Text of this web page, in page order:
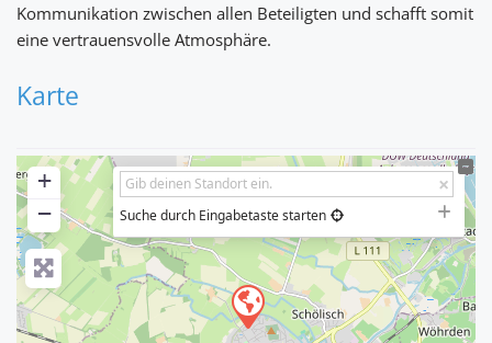
Kommunikation zwischen allen Beteiligten und schafft somit
eine vertrauensvolle Atmosphäre.
Karte
+
−
Suche durch Eingabetaste starten